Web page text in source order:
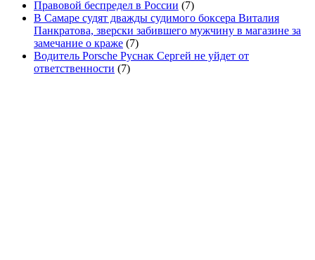
Правовой беспредел в России (7)
В Самаре судят дважды судимого боксера Виталия
Панкратова, зверски забившего мужчину в магазине за
замечание о краже (7)
Водитель Porsche Руснак Сергей не уйдет от
ответственности (7)